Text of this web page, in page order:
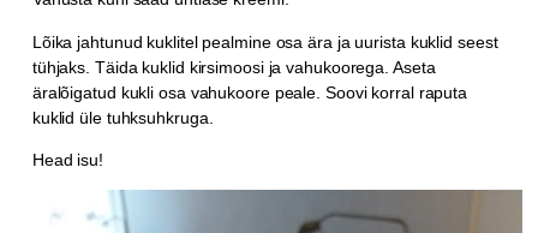
Lõika jahtunud kuklitel pealmine osa ära ja uurista kuklid seest
tühjaks. Täida kuklid kirsimoosi ja vahukoorega. Aseta
äralõigatud kukli osa vahukoore peale. Soovi korral raputa
kuklid üle tuhksuhkruga.
Head isu!